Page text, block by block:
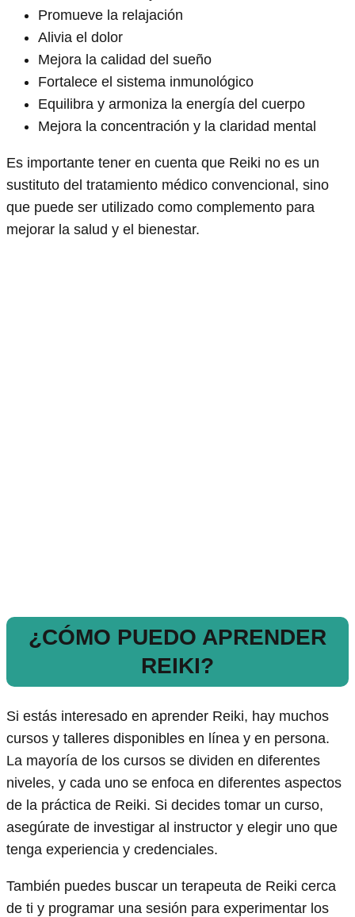
Promueve la relajación
Alivia el dolor
Mejora la calidad del sueño
Fortalece el sistema inmunológico
Equilibra y armoniza la energía del cuerpo
Mejora la concentración y la claridad mental
Es importante tener en cuenta que Reiki no es un
sustituto del tratamiento médico convencional, sino
que puede ser utilizado como complemento para
mejorar la salud y el bienestar.
¿CÓMO PUEDO APRENDER
REIKI?
Si estás interesado en aprender Reiki, hay muchos
cursos y talleres disponibles en línea y en persona.
La mayoría de los cursos se dividen en diferentes
niveles, y cada uno se enfoca en diferentes aspectos
de la práctica de Reiki. Si decides tomar un curso,
asegúrate de investigar al instructor y elegir uno que
tenga experiencia y credenciales.
También puedes buscar un terapeuta de Reiki cerca
de ti y programar una sesión para experimentar los